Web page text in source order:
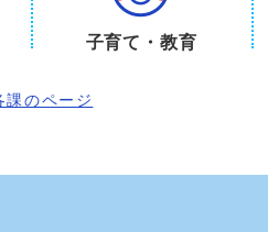
子育て・教育
課のページ